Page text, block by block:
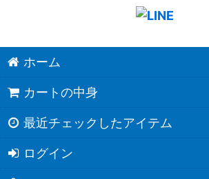
ホーム
カートの中身
最近チェックしたアイテム
ログイン